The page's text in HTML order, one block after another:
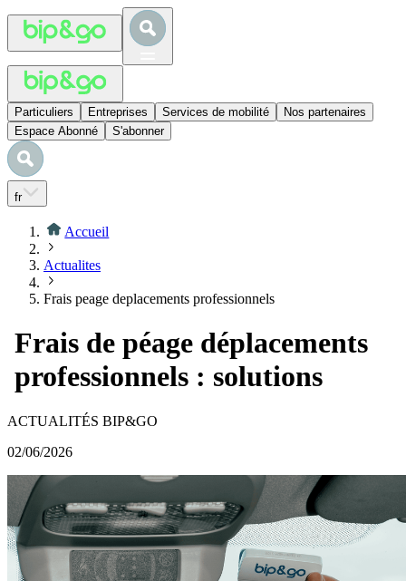
Particuliers Entreprises Services de mobilité
Nos partenaires
Espace Abonné
S'abonner
fr
Accueil
Actualites
Frais peage deplacements professionnels
Frais de péage déplacements
professionnels : solutions
ACTUALITÉS BIP&GO
02/06/2026